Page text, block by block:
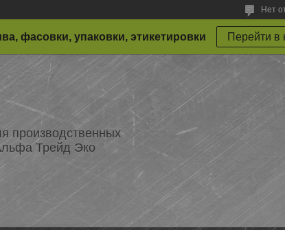
Нет
фасовки, упаковки, этикетировки Перейти в
производственных
Трейд Эко